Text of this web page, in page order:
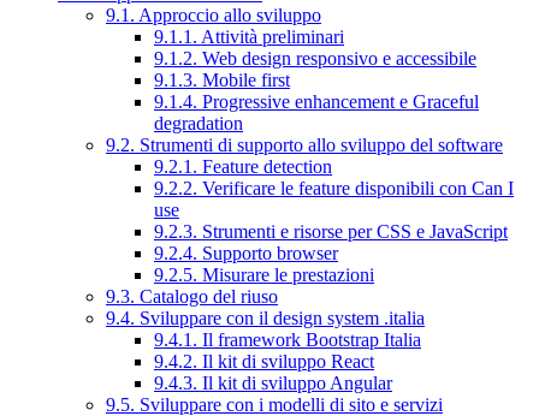
9.1. Approccio allo sviluppo
9.1.1. Attività preliminari
9.1.2. Web design responsivo e accessibile
9.1.3. Mobile first
9.1.4. Progressive enhancement e Graceful
degradation
9.2. Strumenti di supporto allo sviluppo del software
9.2.1. Feature detection
9.2.2. Verificare le feature disponibili con Can I
use
9.2.3. Strumenti e risorse per CSS e JavaScript
9.2.4. Supporto browser
9.2.5. Misurare le prestazioni
9.3. Catalogo del riuso
9.4. Sviluppare con il design system .italia
9.4.1. Il framework Bootstrap Italia
9.4.2. Il kit di sviluppo React
9.4.3. Il kit di sviluppo Angular
9.5. Sviluppare con i modelli di sito e servizi